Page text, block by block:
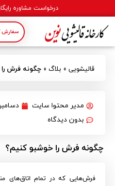
درخواست مشاوره
سفارش
قالیشویی » بلاگ » چگونه فرش
مدیر محتوا سایت دسامبر 14, 2024
بدون دیدگاه
چگونه فرش را خوشبو کنیم؟
فرش‌هایی که در تمام اتاق‌های